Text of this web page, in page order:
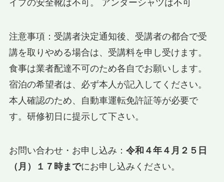
イプの安全靴は不可。 アンダーシャツは不可
注意事項：受講者決定通知後、受講者の都合で受
講を取りやめる場合は、受講料を申し受けます。
食事は業者配達不可のため各自でお願いします。
宿泊の希望者は、必ず本人が記入してください。
本人確認のため、自動車運転免許証等が必要で
す。研修初日に提示して下さい。
お問い合わせ・お申し込み： 令和４年４月２５日
（月）１７時までにお申し込みください。